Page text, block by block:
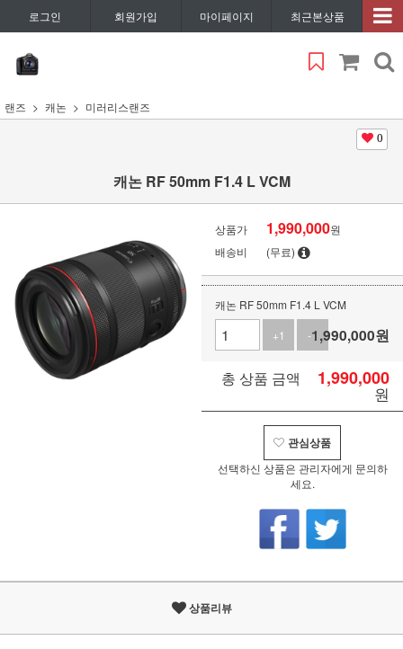
로그인 회원가입 마이페이지 최근본상품
랜즈 캐논 미러리스랜즈
0
캐논 RF 50mm F1.4 L VCM
상품가 1,990,000원
배송비
(무료)
캐논 RF 50mm F1.4 L VCM
+1
-11,990,000원
총 상품 금액 1,990,000
원
관심상품
선택하신 상품은 관리자에게 문의하
세요.
상품리뷰